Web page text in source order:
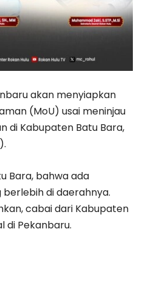
akan menyiapkan
(MoU) usai meninjau
di Kabupaten Batu Bara,
Bara, bahwa ada
di daerahnya.
cabai dari Kabupaten
di Pekanbaru.